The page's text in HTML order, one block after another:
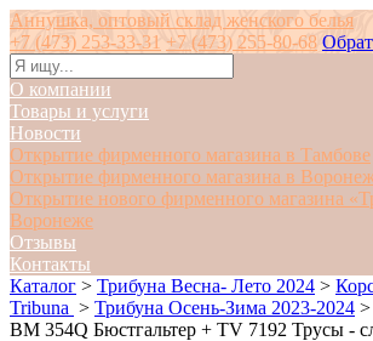
Аннушка, оптовый склад женского белья
+7 (473) 253-33-31 +7 (473) 255-80-68
О компании
Товары и услуги
Новости
Открытие фирменного магазина в Тамбове
Открытие фирменного магазина в
Открытие нового фирменного магазина
Воронеже
Отзывы
Контакты
Каталог > Трибуна Весна- Лето 2024 >
Tribuna > Трибуна Осень-Зима 2023-2024 >
BM 354Q Бюстгальтер + TV 7192 Трусы -